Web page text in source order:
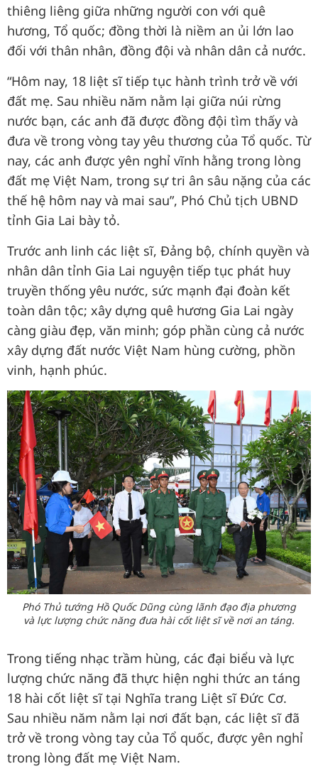
thiêng liêng giữa những người con với quê
hương, Tổ quốc; đồng thời là niềm an ủi lớn lao
đối với thân nhân, đồng đội và nhân dân cả nước.
“Hôm nay, 18 liệt sĩ tiếp tục hành trình trở về với
đất mẹ. Sau nhiều năm nằm lại giữa núi rừng
nước bạn, các anh đã được đồng đội tìm thấy và
đưa về trong vòng tay yêu thương của Tổ quốc. Từ
nay, các anh được yên nghỉ vĩnh hằng trong lòng
đất mẹ Việt Nam, trong sự tri ân sâu nặng của các
thế hệ hôm nay và mai sau”, Phó Chủ tịch UBND
tỉnh Gia Lai bày tỏ.
Trước anh linh các liệt sĩ, Đảng bộ, chính quyền và
nhân dân tỉnh Gia Lai nguyện tiếp tục phát huy
truyền thống yêu nước, sức mạnh đại đoàn kết
toàn dân tộc; xây dựng quê hương Gia Lai ngày
càng giàu đẹp, văn minh; góp phần cùng cả nước
xây dựng đất nước Việt Nam hùng cường, phồn
vinh, hạnh phúc.
Phó Thủ tướng Hồ Quốc Dũng cùng lãnh đạo địa phương
và lực lượng chức năng đưa hài cốt liệt sĩ về nơi an táng.
Trong tiếng nhạc trầm hùng, các đại biểu và lực
lượng chức năng đã thực hiện nghi thức an táng
18 hài cốt liệt sĩ tại Nghĩa trang Liệt sĩ Đức Cơ.
Sau nhiều năm nằm lại nơi đất bạn, các liệt sĩ đã
trở về trong vòng tay của Tổ quốc, được yên nghỉ
trong lòng đất mẹ Việt Nam.